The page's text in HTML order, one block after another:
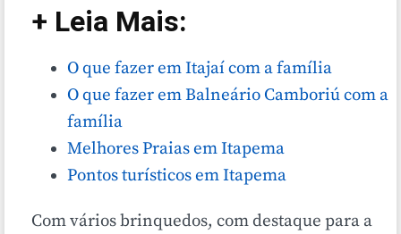
+ Leia Mais:
O que fazer em Itajaí com a família
O que fazer em Balneário Camboriú com a
família
Melhores Praias em Itapema
Pontos turísticos em Itapema
Com vários brinquedos, com destaque para a